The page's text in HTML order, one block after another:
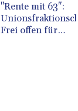
"Rente mit 63":
Frei offen für